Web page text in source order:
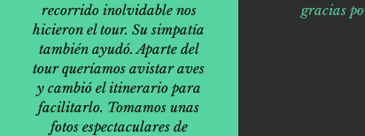
recorrido inolvidable nos
hicieron el tour. Su simpatía
también ayudó. Aparte del
tour queríamos avistar aves
y cambió el itinerario para
facilitarlo. Tomamos unas
fotos espectaculares de
gracias